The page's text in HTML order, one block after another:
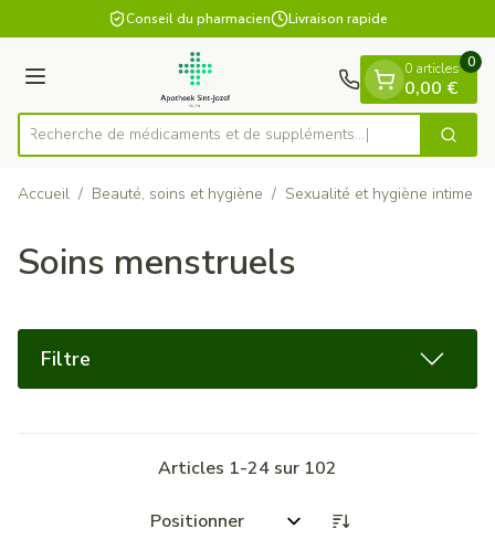
Aller au contenu
1 de 1Conseil du pharmacien Livraison rapide
Menu
Rechercher
Recherche de médicaments e
0 articles
0,00 €
0
Accueil / Beauté, soins et hygiène / Sexualité et hygiène intime
Soins menstruels
Filtre
Articles 1-24 sur 102
Trier par: